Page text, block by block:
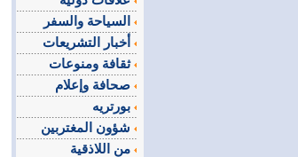
ثقافة ومنوعات